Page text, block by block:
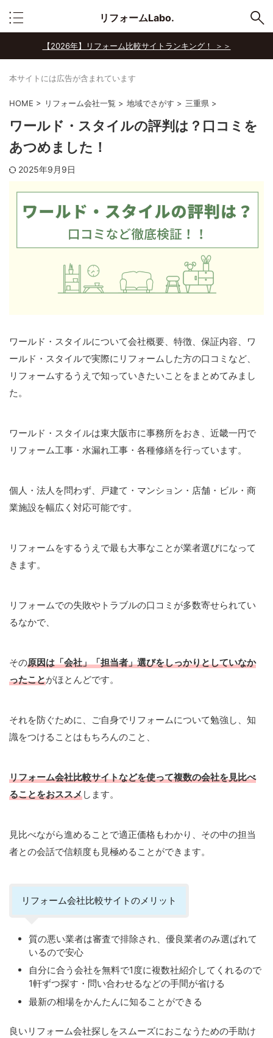
リフォームLabo.
【2026年】リフォーム比較サイトランキング！ ＞＞
本サイトには広告が含まれています
HOME > リフォーム会社一覧 > 地域でさがす > 三重県 >
ワールド・スタイルの評判は？口コミを
あつめました！
2025年9月9日
ワールド・スタイルについて会社概要、特徴、保証内容、ワ
ールド・スタイルで実際にリフォームした方の口コミなど、
リフォームするうえで知っていきたいことをまとめてみまし
た。
ワールド・スタイルは東大阪市に事務所をおき、近畿一円で
リフォーム工事・水漏れ工事・各種修繕を行っています。
個人・法人を問わず、戸建て・マンション・店舗・ビル・商
業施設を幅広く対応可能です。
リフォームをするうえで最も大事なことが業者選びになって
きます。
リフォームでの失敗やトラブルの口コミが多数寄せられてい
るなかで、
その原因は「会社」「担当者」選びをしっかりとしていなか
ったことがほとんどです。
それを防ぐために、ご自身でリフォームについて勉強し、知
識をつけることはもちろんのこと、
リフォーム会社比較サイトなどを使って複数の会社を見比べ
ることをおススメします。
見比べながら進めることで適正価格もわかり、その中の担当
者との会話で信頼度も見極めることができます。
リフォーム会社比較サイトのメリット
質の悪い業者は審査で排除され、優良業者のみ選ばれて
いるので安心
自分に合う会社を無料で1度に複数社紹介してくれるので
1軒ずつ探す・問い合わせるなどの手間が省ける
最新の相場をかんたんに知ることができる
良いリフォーム会社探しをスムーズにおこなうための手助け